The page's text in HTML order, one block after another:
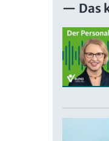
Das